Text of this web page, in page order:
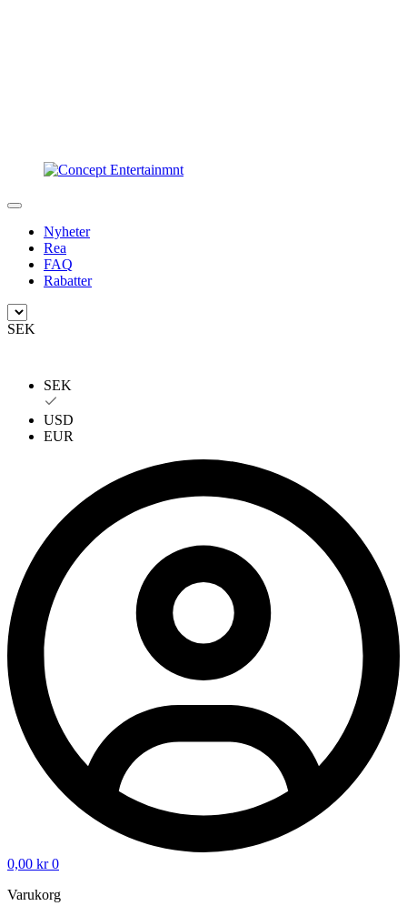
Nyheter
Rea
FAQ
Rabatter
SEK
SEK
USD
EUR
0,00 kr 0
Varukorg